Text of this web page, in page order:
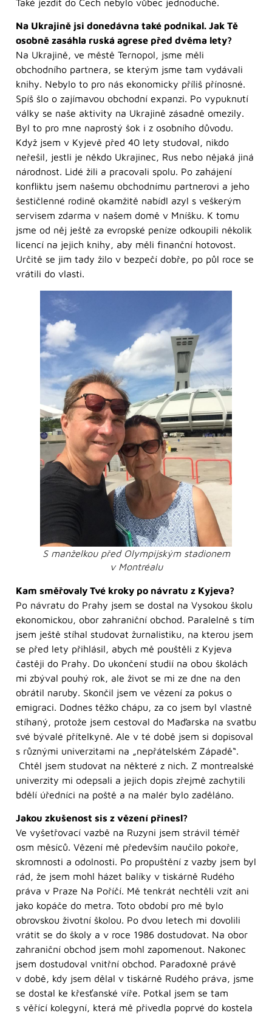
Také jezdit do Čech nebylo vůbec jednoduché.
Na Ukrajině jsi donedávna také podnikal. Jak Tě
osobně zasáhla ruská agrese před dvěma lety?
Na Ukrajině, ve městě Ternopol, jsme měli
obchodního partnera, se kterým jsme tam vydávali
knihy. Nebylo to pro nás ekonomicky příliš přínosné.
Spíš šlo o zajímavou obchodní expanzi. Po vypuknutí
války se naše aktivity na Ukrajině zásadně omezily.
Byl to pro mne naprostý šok i z osobního důvodu.
Když jsem v Kyjevě před 40 lety studoval, nikdo
neřešil, jestli je někdo Ukrajinec, Rus nebo nějaká jiná
národnost. Lidé žili a pracovali spolu. Po zahájení
konfliktu jsem našemu obchodnímu partnerovi a jeho
šestičlenné rodině okamžitě nabídl azyl s veškerým
servisem zdarma v našem domě v Mníšku. K tomu
jsme od něj ještě za evropské peníze odkoupili několik
licencí na jejich knihy, aby měli finanční hotovost.
Určitě se jim tady žilo v bezpečí dobře, po půl roce se
vrátili do vlasti.
S manželkou před Olympijským stadionem
v Montréalu
Kam směřovaly Tvé kroky po návratu z Kyjeva?
Po návratu do Prahy jsem se dostal na Vysokou školu
ekonomickou, obor zahraniční obchod. Paralelně s tím
jsem ještě stíhal studovat žurnalistiku, na kterou jsem
se před lety přihlásil, abych mě pouštěli z Kyjeva
častěji do Prahy. Do ukončení studií na obou školách
mi zbýval pouhý rok, ale život se mi ze dne na den
obrátil naruby. Skončil jsem ve vězení za pokus o
emigraci. Dodnes těžko chápu, za co jsem byl vlastně
stíhaný, protože jsem cestoval do Maďarska na svatbu
své bývalé přítelkyně. Ale v té době jsem si dopisoval
s různými univerzitami na „nepřátelském Západě“.
Chtěl jsem studovat na některé z nich. Z montrealské
univerzity mi odepsali a jejich dopis zřejmě zachytili
bdělí úředníci na poště a na malér bylo zaděláno.
Jakou zkušenost sis z vězení přinesl?
Ve vyšetřovací vazbě na Ruzyni jsem strávil téměř
osm měsíců. Vězení mě především naučilo pokoře,
skromnosti a odolnosti. Po propuštění z vazby jsem byl
rád, že jsem mohl házet balíky v tiskárně Rudého
práva v Praze Na Poříčí. Mě tenkrát nechtěli vzít ani
jako kopáče do metra. Toto období pro mě bylo
obrovskou životní školou. Po dvou letech mi dovolili
vrátit se do školy a v roce 1986 dostudovat. Na obor
zahraniční obchod jsem mohl zapomenout. Nakonec
jsem dostudoval vnitřní obchod. Paradoxně právě
v době, kdy jsem dělal v tiskárně Rudého práva, jsme
se dostal ke křesťanské víře. Potkal jsem se tam
s věřící kolegyní, která mě přivedla poprvé do kostela